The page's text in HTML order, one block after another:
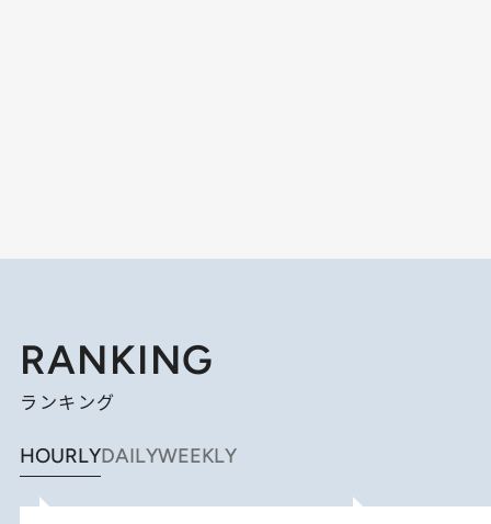
RANKING
ランキング
HOURLYDAILYWEEKLY